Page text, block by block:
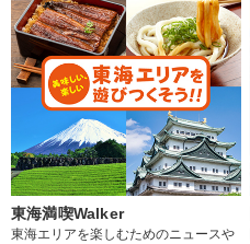
東海満喫Walker
東海エリアを楽しむためのニュースや